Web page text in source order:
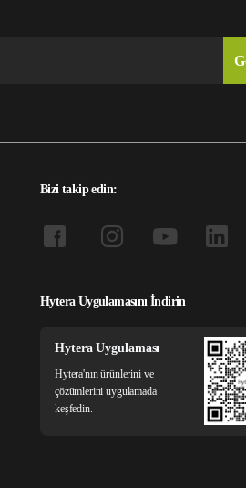
Bizi takip edin:
Hytera Uygulamasını İndirin
Hytera Uygulaması
Hytera'nın ürünlerini ve
çözümlerini uygulamada
keşfedin.